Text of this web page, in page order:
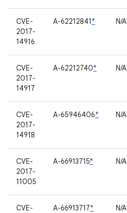
CVE-
2017-
14916
A-62212841* N/A
CVE-
2017-
14917
A-62212740* N/A
CVE-
2017-
14918
A-65946406* N/A
CVE-
2017-
11005
A-66913715* N/A
CVE-
A-66913717* N/A